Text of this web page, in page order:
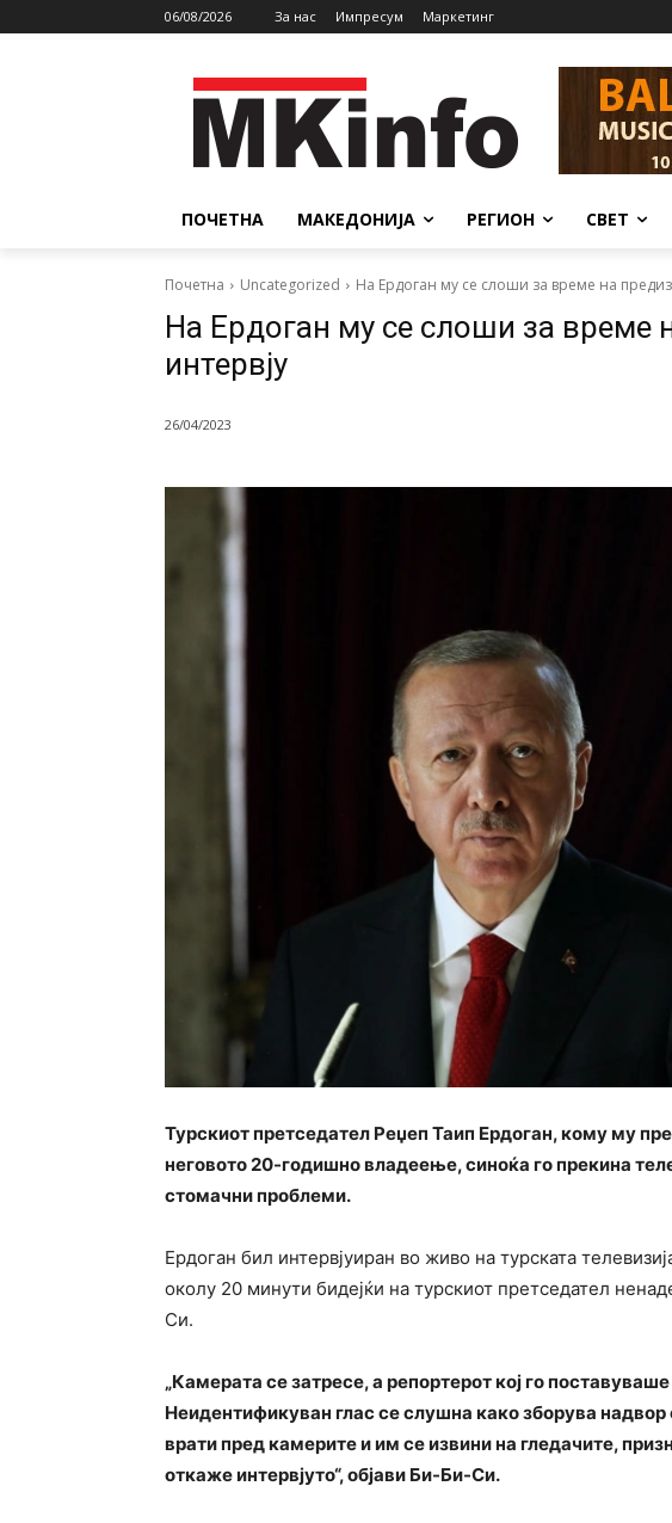
06/08/2026 За нас Импресум Маркетинг
ПОЧЕТНА МАКЕДОНИЈА РЕГИОН СВЕТ
Почетна Uncategorized На Ердоган му се слоши за време на
На Ердоган му се слоши за време
интервју
26/04/2023
Турскиот претседател Реџеп Таип Ердоган, кому му
неговото 20-годишно владеење, синоќа го прекина
стомачни проблеми.
Ердоган бил интервјуиран во живо на турската
околу 20 минути бидејќи на турскиот претседател
Си.
„Камерата се затресе, а репортерот кој го
Неидентификуван глас се слушна како зборува
врати пред камерите и им се извини на гледачите,
откаже интервјуто“, објави Би-Би-Си.